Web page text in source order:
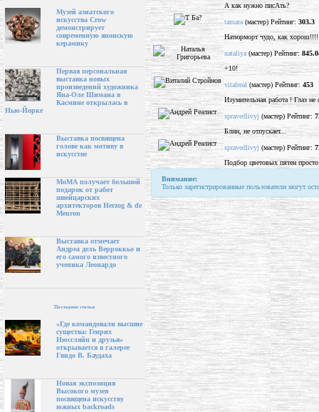
Музей азиатского
искусства Crow
демонстрирует
современную японскую
керамику
Первая персональная
выставка новых
произведений художника
Яна-Оле Шимана в
Касмине открылась в
Нью-Йорке
Выставка посвящена
голове как мотиву в
искусстве
МоМА получает большой
подарок от работ
швейцарских
архитекторов Herzog & de
Meuron
Выставка отмечает
Андреа дель Верроккьо и
его самого известного
ученика Леонардо
Последние статьи
«Где командовали высшие
существа: Генрих
Нюссляйн и друзья»
открывается в галерее
Гвидо В. Баудаха
Новая экспозиция
Высокого музея
посвящена искусству
южных backroads
А как нужно писАть?
tamara (мастер) Рейтинг: 303.3
Натюрморт чудо, как
nataliya (мастер) Рейтинг:
+10!
vitalreal (мастер) Рейтинг: 453
Изумительная работа ! Глаз не
spravedlivyj (мастер) Рейтинг:
Блин, не отпускает...
spravedlivyj (мастер) Рейтинг:
Подбор цветовых пятен
Внимание:
Только зарегистрированные пользователи могут